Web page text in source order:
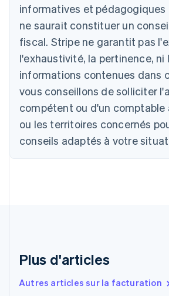
informatives et pédagogiques
ne saurait constituer un
fiscal. Stripe ne garantit pas
l'exhaustivité, la pertinence,
informations contenues dans
vous conseillons de solliciter
compétent ou d'un comptable
ou les territoires concernés
conseils adaptés à votre
Plus d'articles
Autres articles sur la facturation
English
Autriche
Deutsch English
Belgique
NederlandsFrançaisDeutschEnglish
Brésil
Bulgarie
English
Canada
English Français
Chine continentale
Espagne
Estonie